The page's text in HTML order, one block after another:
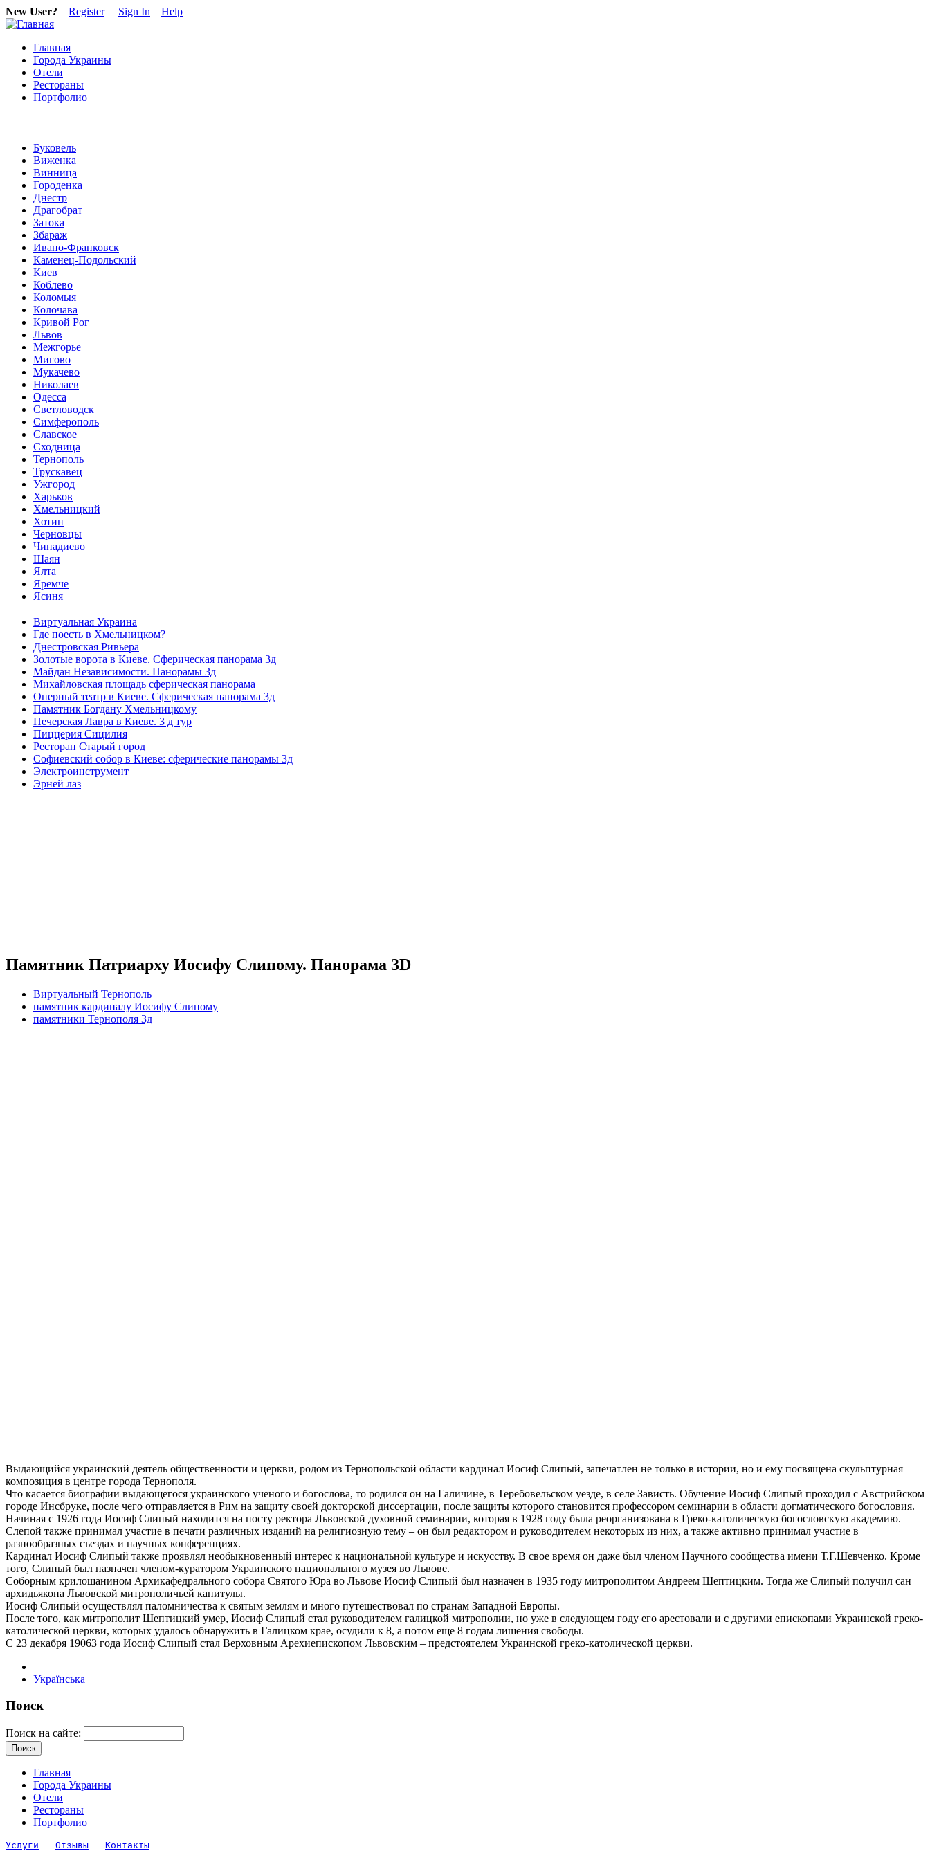
New User? Register Sign In Help
Главная
Города Украины
Отели
Рестораны
Портфолио
Буковель
Виженка
Винница
Городенка
Днестр
Драгобрат
Затока
Збараж
Ивано-Франковск
Каменец-Подольский
Киев
Коблево
Коломыя
Колочава
Кривой Рог
Львов
Межгорье
Мигово
Мукачево
Николаев
Одесса
Светловодск
Симферополь
Славское
Сходница
Тернополь
Трускавец
Ужгород
Харьков
Хмельницкий
Хотин
Черновцы
Чинадиево
Шаян
Ялта
Яремче
Ясиня
Виртуальная Украина
Где поесть в Хмельницком?
Днестровская Ривьера
Золотые ворота в Киеве. Сферическая панорама 3д
Майдан Независимости. Панорамы 3д
Михайловская площадь сферическая панорама
Оперный театр в Киеве. Сферическая панорама 3д
Памятник Богдану Хмельницкому
Печерская Лавра в Киеве. 3 д тур
Пиццерия Сицилия
Ресторан Старый город
Софиевский собор в Киеве: сферические панорамы 3д
Электроинструмент
Эрней лаз
Памятник Патриарху Иосифу Слипому. Панорама 3D
Виртуальный Тернополь
памятник кардиналу Иосифу Слипому
памятники Тернополя 3д
Выдающийся украинский деятель общественности и церкви, родом из Тернопольской области кардинал Иосиф Слипый, запечатлен не только в истории, но и ему посвящена скульптурная
композиция в центре города Тернополя.
Что касается биографии выдающегося украинского ученого и богослова, то родился он на Галичине, в Теребовельском уезде, в селе Зависть. Обучение Иосиф Слипый проходил с Австрийском
городе Инсбруке, после чего отправляется в Рим на защиту своей докторской диссертации, после защиты которого становится профессором семинарии в области догматического богословия.
Начиная с 1926 года Иосиф Слипый находится на посту ректора Львовской духовной семинарии, которая в 1928 году была реорганизована в Греко-католическую богословскую академию.
Слепой также принимал участие в печати различных изданий на религиозную тему – он был редактором и руководителем некоторых из них, а также активно принимал участие в
разнообразных съездах и научных конференциях.
Кардинал Иосиф Слипый также проявлял необыкновенный интерес к национальной культуре и искусству. В свое время он даже был членом Научного сообщества имени Т.Г.Шевченко. Кроме
того, Слипый был назначен членом-куратором Украинского национального музея во Львове.
Соборным крилошанином Архикафедрального собора Святого Юра во Львове Иосиф Слипый был назначен в 1935 году митрополитом Андреем Шептицким. Тогда же Слипый получил сан
архидьякона Львовской митрополичьей капитулы.
Иосиф Слипый осуществлял паломничества к святым землям и много путешествовал по странам Западной Европы.
После того, как митрополит Шептицкий умер, Иосиф Слипый стал руководителем галицкой митрополии, но уже в следующем году его арестовали и с другими епископами Украинской греко-
католической церкви, которых удалось обнаружить в Галицком крае, осудили к 8, а потом еще 8 годам лишения свободы.
С 23 декабря 19063 года Иосиф Слипый стал Верховным Арехиепископом Львовским – предстоятелем Украинской греко-католической церкви.
Українська
Поиск
Поиск на сайте:
Главная
Города Украины
Отели
Рестораны
Портфолио
Услуги Отзывы Контакты